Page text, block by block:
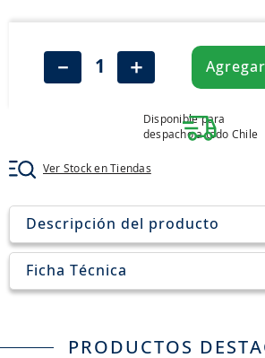
＋
－
Disponible para
despacho a todo Chile
Ver Stock en Tiendas
Descripción del producto
Ficha Técnica
PRODUCTOS
jockey john deere